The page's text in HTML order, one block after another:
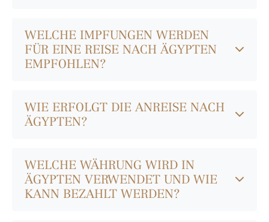
WELCHE IMPFUNGEN WERDEN
FÜR EINE REISE NACH ÄGYPTEN
EMPFOHLEN?
WIE ERFOLGT DIE ANREISE NACH
ÄGYPTEN?
WELCHE WÄHRUNG WIRD IN
ÄGYPTEN VERWENDET UND WIE
KANN BEZAHLT WERDEN?